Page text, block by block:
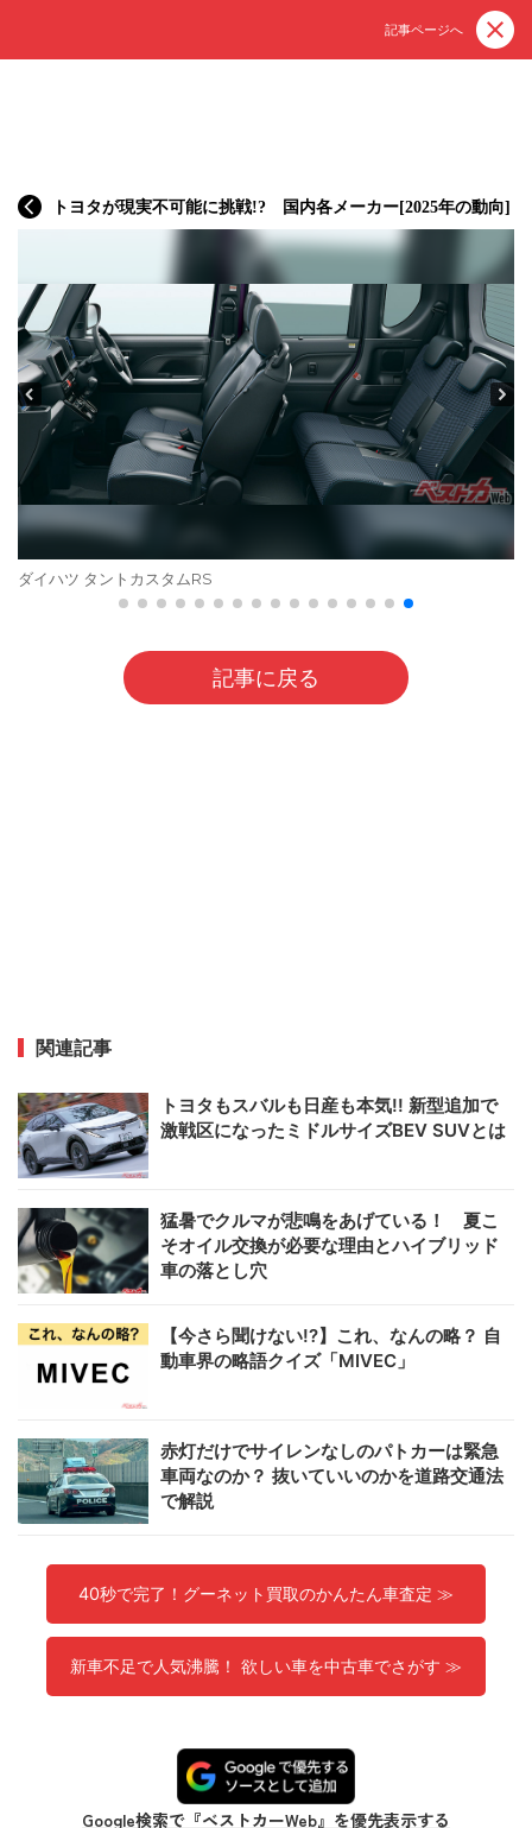
記事ページへ
トヨタが現実不可能に挑戦!? 国内各メーカー[2025年の動向]
ダイハツ タントカスタムRS
記事に戻る
関連記事
トヨタもスバルも日産も本気!! 新型追加で
激戦区になったミドルサイズBEV SUVとは
猛暑でクルマが悲鳴をあげている！ 夏こ
そオイル交換が必要な理由とハイブリッド
車の落とし穴
【今さら聞けない!?】これ、なんの略？ 自
動車界の略語クイズ「MIVEC」
赤灯だけでサイレンなしのパトカーは緊急
車両なのか？ 抜いていいのかを道路交通法
で解説
40秒で完了！グーネット買取のかんたん車査定 ≫
新車不足で人気沸騰！ 欲しい車を中古車でさがす ≫
Google検索で『ベストカーWeb』を優先表示する